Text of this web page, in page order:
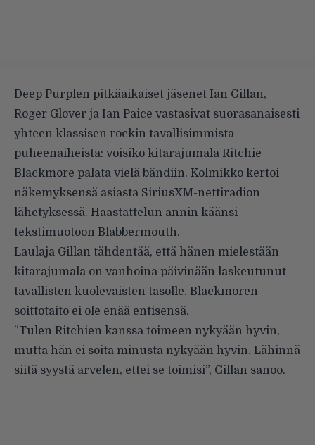
Deep Purplen pitkäaikaiset jäsenet Ian Gillan,
Roger Glover ja Ian Paice vastasivat suorasanaisesti
yhteen klassisen rockin tavallisimmista
puheenaiheista: voisiko kitarajumala Ritchie
Blackmore palata vielä bändiin. Kolmikko kertoi
näkemyksensä asiasta SiriusXM-nettiradion
lähetyksessä. Haastattelun annin käänsi
tekstimuotoon Blabbermouth.
Laulaja Gillan tähdentää, että hänen mielestään
kitarajumala on vanhoina päivinään laskeutunut
tavallisten kuolevaisten tasolle. Blackmoren
soittotaito ei ole enää entisensä.
”Tulen Ritchien kanssa toimeen nykyään hyvin,
mutta hän ei soita minusta nykyään hyvin. Lähinnä
siitä syystä arvelen, ettei se toimisi”, Gillan sanoo.